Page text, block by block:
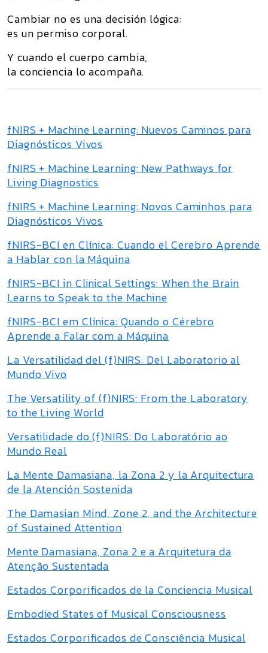
Cambiar no es una decisión lógica:
es un permiso corporal.
Y cuando el cuerpo cambia,
la conciencia lo acompaña.
fNIRS + Machine Learning: Nuevos Caminos para
Diagnósticos Vivos
fNIRS + Machine Learning: New Pathways for
Living Diagnostics
fNIRS + Machine Learning: Novos Caminhos para
Diagnósticos Vivos
fNIRS-BCI en Clínica: Cuando el Cerebro Aprende
a Hablar con la Máquina
fNIRS-BCI in Clinical Settings: When the Brain
Learns to Speak to the Machine
fNIRS-BCI em Clínica: Quando o Cérebro
Aprende a Falar com a Máquina
La Versatilidad del (f)NIRS: Del Laboratorio al
Mundo Vivo
The Versatility of (f)NIRS: From the Laboratory
to the Living World
Versatilidade do (f)NIRS: Do Laboratório ao
Mundo Real
La Mente Damasiana, la Zona 2 y la Arquitectura
de la Atención Sostenida
The Damasian Mind, Zone 2, and the Architecture
of Sustained Attention
Mente Damasiana, Zona 2 e a Arquitetura da
Atenção Sustentada
Estados Corporificados de la Conciencia Musical
Embodied States of Musical Consciousness
Estados Corporificados de Consciência Musical